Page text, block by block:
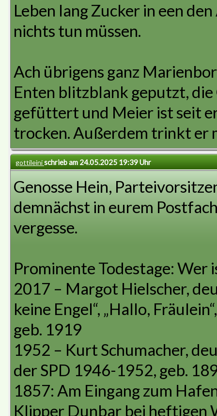
Leben lang Zucker in een
nichts tun müssen.
Ach übrigens ganz
Enten blitzblank geputzt,
gefüttert und Meier ist seit
trocken. Außerdem trinkt er
gottileinischrieb am 24.05.2025 19:39 Uhr
Genosse Hein,
demnächst in eurem
vergesse.
Prominente Todestage: Wer
2017 – Margot Hielscher,
keine Engel“, „Hallo,
geb. 1919
1952 – Kurt Schumacher,
der SPD 1946-1952, geb.
1857: Am Eingang zum
Klipper Dunbar bei heftigen